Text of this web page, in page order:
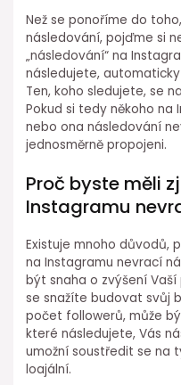
Než se ponoříme do
následování, pojďme si
„následování“ na
následujete,
Ten, koho sledujete, se
Pokud si tedy někoho na
nebo ona následování
jednosměrně propojeni.
Proč byste měli
Instagramu
Existuje mnoho důvodů,
na Instagramu nevrací
být snaha o zvýšení
se snažíte budovat svůj
počet followerů, může
které následujete, Vás
umožní soustředit se na
loajální.